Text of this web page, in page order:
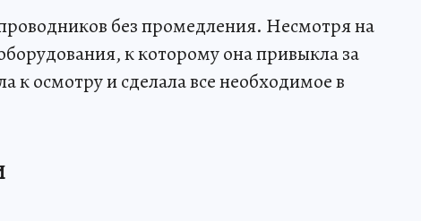
без промедления. Несмотря на
к которому она привыкла за
осмотру и сделала все необходимое в